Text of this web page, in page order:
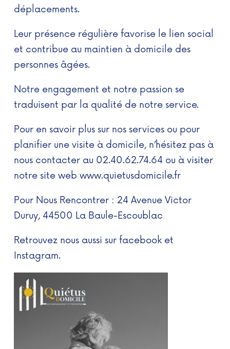
déplacements.
Leur présence régulière favorise le lien social
et contribue au maintien à domicile des
personnes âgées.
Notre engagement et notre passion se
traduisent par la qualité de notre service.
Pour en savoir plus sur nos services ou pour
planifier une visite à domicile, n’hésitez pas à
nous contacter au 02.40.62.74.64 ou à visiter
notre site web www.quietusdomicile.fr
Pour Nous Rencontrer : 24 Avenue Victor
Duruy, 44500 La Baule-Escoublac
Retrouvez nous aussi sur facebooket
Instagram.